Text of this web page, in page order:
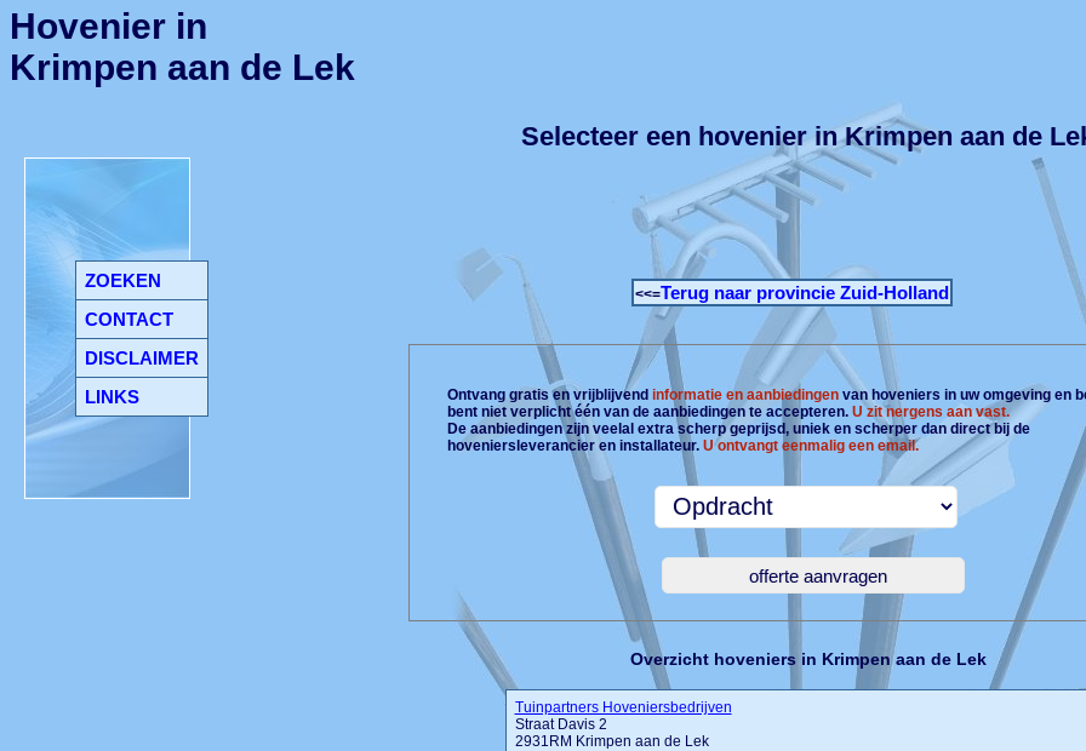
ZOEKEN
CONTACT
DISCLAIMER
LINKS
Hovenier in
Krimpen aan de Lek
Selecteer een hovenier in Krimpen aan de
<<=Terug naar provincie Zuid-Holland
Ontvang gratis en vrijblijvend informatie en aanbiedingenvan hoveniers in uw omgeving en
bent niet verplicht één van de aanbiedingen te accepteren. U zit nergens aan vast.
De aanbiedingen zijn veelal extra scherp geprijsd, uniek en scherper dan direct bij de
hoveniersleverancier en installateur. U ontvangt eenmalig een email.
Overzicht hoveniers in Krimpen aan de Lek
Tuinpartners Hoveniersbedrijven
Straat Davis 2
2931RM Krimpen aan de Lek